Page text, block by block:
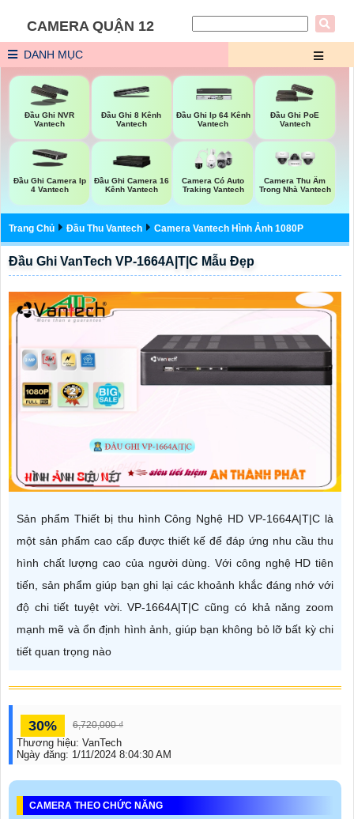
CAMERA QUẬN 12
DANH MỤC
Đầu Ghi NVR
Vantech
Đầu Ghi 8 Kênh
Vantech
Đầu Ghi Ip 64 Kênh
Vantech
Đầu Ghi PoE
Vantech
Đầu Ghi Camera Ip
4 Vantech
Đầu Ghi Camera 16
Kênh Vantech
Camera Có Auto
Traking Vantech
Camera Thu Âm
Trong Nhà Vantech
Trang Chủ Đầu Thu Vantech Camera Vantech Hình Ảnh 1080P
Đầu Ghi VanTech VP-1664A|T|C Mẫu Đẹp
Sản phẩm Thiết bị thu hình Công Nghệ HD VP-1664A|T|C là
một sản phẩm cao cấp được thiết kế để đáp ứng nhu cầu thu
hình chất lượng cao của người dùng. Với công nghệ HD tiên
tiến, sản phẩm giúp bạn ghi lại các khoảnh khắc đáng nhớ với
độ chi tiết tuyệt vời. VP-1664A|T|C cũng có khả năng zoom
mạnh mẽ và ổn định hình ảnh, giúp bạn không bỏ lỡ bất kỳ chi
tiết quan trọng nào
30% 6,720,000 ₫
Thương hiệu: VanTech
Ngày đăng: 1/11/2024 8:04:30 AM
CAMERA THEO CHỨC NĂNG